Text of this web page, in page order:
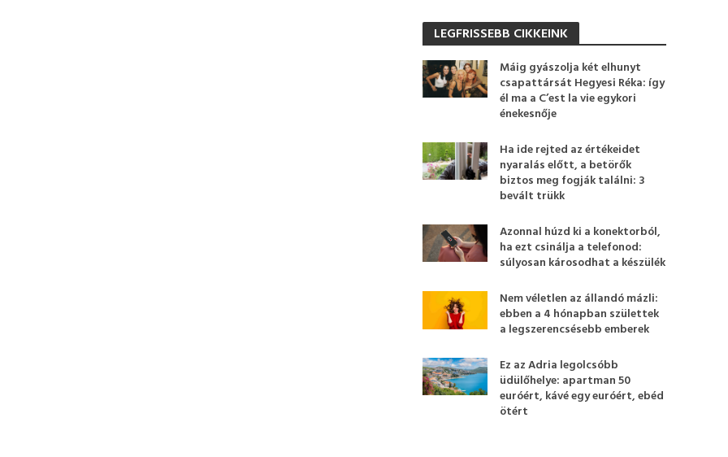
LEGFRISSEBB CIKKEINK
Máig gyászolja két elhunyt
csapattársát Hegyesi Réka: így
él ma a C’est la vie egykori
énekesnője
Ha ide rejted az értékeidet
nyaralás előtt, a betörők
biztos meg fogják találni: 3
bevált trükk
Azonnal húzd ki a konektorból,
ha ezt csinálja a telefonod:
súlyosan károsodhat a készülék
Nem véletlen az állandó mázli:
ebben a 4 hónapban születtek
a legszerencsésebb emberek
Ez az Adria legolcsóbb
üdülőhelye: apartman 50
euróért, kávé egy euróért, ebéd
ötért